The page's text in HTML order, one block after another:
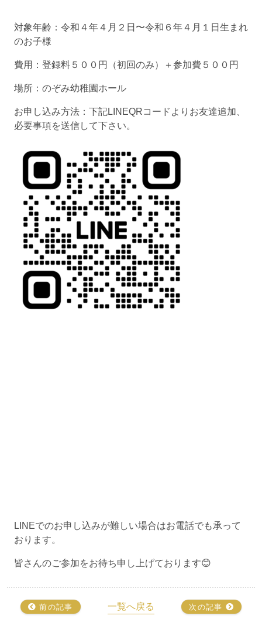
対象年齢：令和４年４月２日〜令和６年４月１日生まれ
のお子様
費用：登録料５００円（初回のみ）＋参加費５００円
場所：のぞみ幼稚園ホール
お申し込み方法：下記LINEQRコードよりお友達追加、
必要事項を送信して下さい。
LINEでのお申し込みが難しい場合はお電話でも承って
おります。
皆さんのご参加をお待ち申し上げております😊
前の記事 一覧へ戻る 次の記事